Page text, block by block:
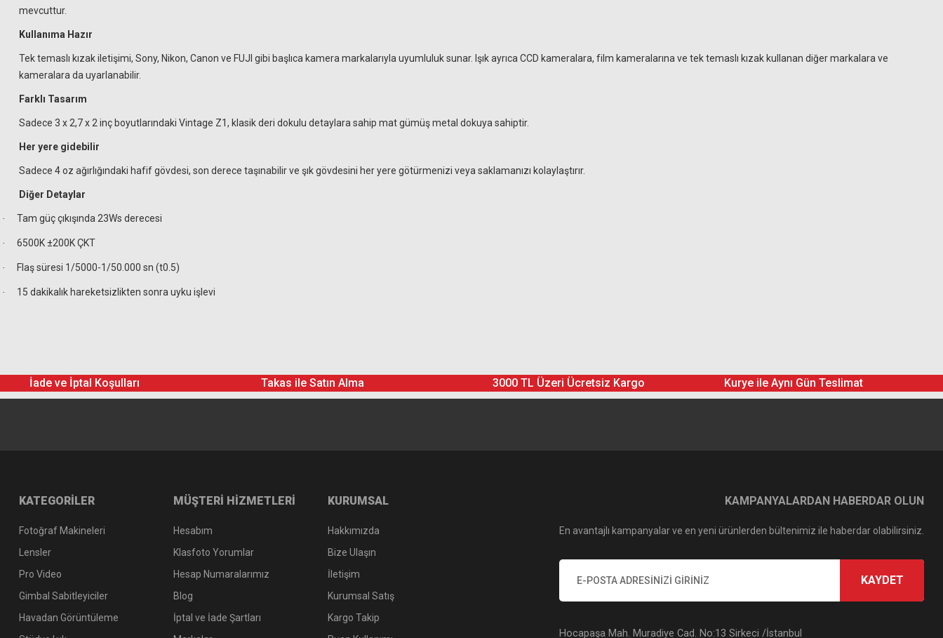
mevcuttur.
Kullanıma Hazır
Tek temaslı kızak iletişimi, Sony, Nikon, Canon ve FUJI gibi başlıca kamera markalarıyla uyumluluk sunar. Işık ayrıca CCD kameralara, film kameralarına ve tek temaslı kızak kullanan diğer markalara ve
kameralara da uyarlanabilir.
Farklı Tasarım
Sadece 3 x 2,7 x 2 inç boyutlarındaki Vintage Z1, klasik deri dokulu detaylara sahip mat gümüş metal dokuya sahiptir.
Her yere gidebilir
Sadece 4 oz ağırlığındaki hafif gövdesi, son derece taşınabilir ve şık gövdesini her yere götürmenizi veya saklamanızı kolaylaştırır.
Diğer Detaylar
· Tam güç çıkışında 23Ws derecesi
· 6500K ±200K ÇKT
· Flaş süresi 1/5000-1/50.000 sn (t0.5)
· 15 dakikalık hareketsizlikten sonra uyku işlevi
İade ve İptal Koşulları Takas ile Satın Alma 3000 TL Üzeri Ücretsiz Kargo Kurye ile Aynı Gün Teslimat
KATEGORİLER
Fotoğraf Makineleri
Lensler
Pro Video
Gimbal Sabitleyiciler
Havadan Görüntüleme
MÜŞTERİ HİZMETLERİ
Hesabım
Klasfoto Yorumlar
Hesap Numaralarımız
Blog
İptal ve İade Şartları
KURUMSAL
Hakkımızda
Bize Ulaşın
İletişim
Kurumsal Satış
Kargo Takip
KAMPANYALARDAN HABERDAR OLUN
En avantajlı kampanyalar ve en yeni ürünlerden bültenimiz ile haberdar olabilirsiniz.
KAYDET
Hocapaşa Mah. Muradiye Cad. No:13 Sirkeci /İstanbul